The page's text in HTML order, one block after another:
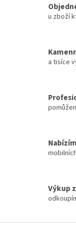
u zboží
a tisíce
Výkup